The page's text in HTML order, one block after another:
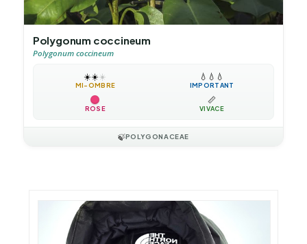
Polygonum coccineum
Polygonum coccineum
☀️☀️☀️
MI-OMBRE
💧 💧 💧
IMPORTANT
ROSE
📏
VIVACE
🍃POLYGONACEAE